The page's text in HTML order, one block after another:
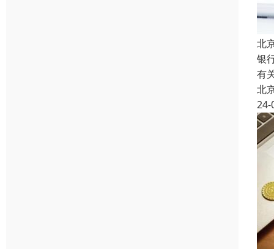
北
银
有
北
24-